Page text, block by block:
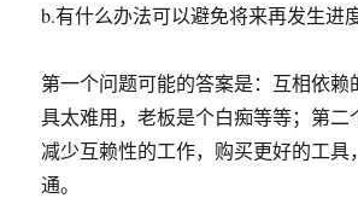
b.有什么办法可以避免将来再发生进
第一个问题可能的答案是：互相依赖
具太难用，老板是个白痴等等；第二
减少互赖性的工作，购买更好的工具
通。